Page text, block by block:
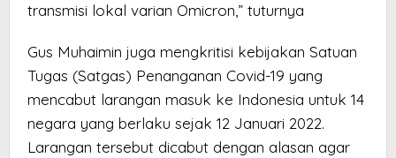
transmisi lokal varian Omicron,” tuturnya
Gus Muhaimin juga mengkritisi kebijakan Satuan
Tugas (Satgas) Penanganan Covid-19 yang
mencabut larangan masuk ke Indonesia untuk 14
negara yang berlaku sejak 12 Januari 2022.
Larangan tersebut dicabut dengan alasan agar